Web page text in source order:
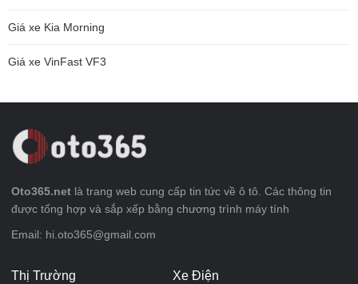
Giá xe Kia Morning
Giá xe VinFast VF3
Oto365.net là trang web cung cấp tin tức về ô tô. Các thông tin
được tổng hợp và sắp xếp bằng chương trình máy tính
Email: hi.oto365@gmail.com
Thị Trường Xe Điện